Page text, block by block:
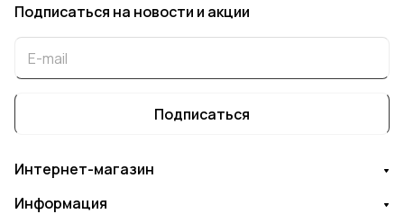
Подписаться на новости и акции
Подписаться
Интернет-магазин
Информация